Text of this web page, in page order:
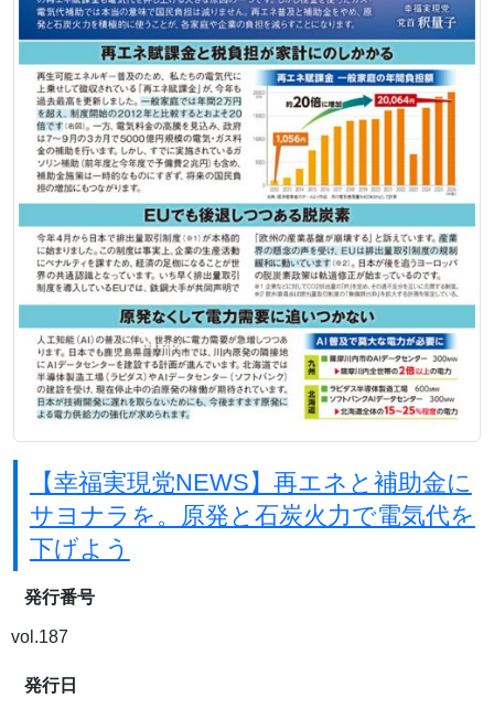
【幸福実現党NEWS】再エネと補助金に
サヨナラを。原発と石炭火力で電気代を
下げよう
発行番号
vol.187
発行日